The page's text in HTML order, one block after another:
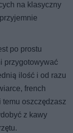
na klasyczny
po prostu
przygotowywać
ilość i od razu
french
oszczędzasz
z kawy